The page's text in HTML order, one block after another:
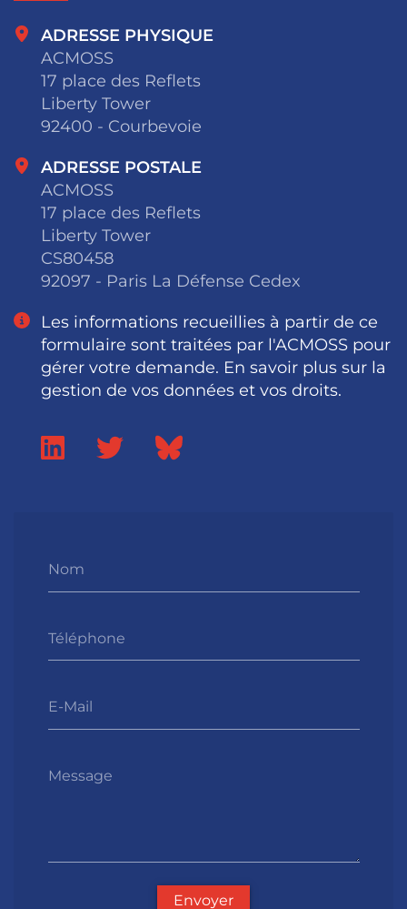
Nom
Téléphone
E-Mail
Message
Envoyer
ADRESSE PHYSIQUE
ACMOSS
17 place des Reflets
Liberty Tower
92400 - Courbevoie
ADRESSE POSTALE
ACMOSS
17 place des Reflets
Liberty Tower
CS80458
92097 - Paris La Défense Cedex
Les informations recueillies à partir de ce
formulaire sont traitées par l'ACMOSS pour
gérer votre demande. En savoir plus sur la
gestion de vos données et vos droits.